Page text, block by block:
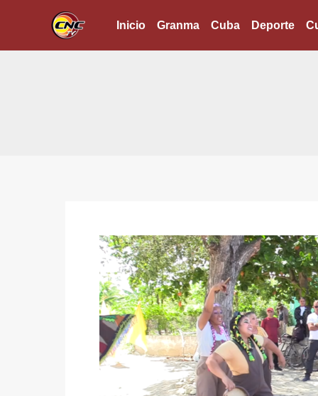
Inicio Granma Cuba Deporte
Reafirma
Teatro
Andante
su
quehacer
comunitario